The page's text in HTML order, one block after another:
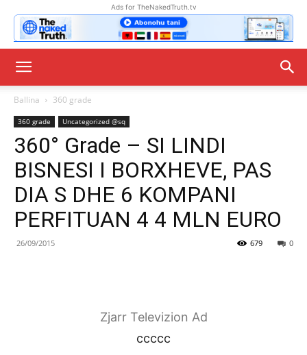
Ads for TheNakedTruth.tv
Ballina 360 grade
360 grade Uncategorized @sq
360° Grade – SI LINDI
BISNESI I BORXHEVE, PAS
DIA S DHE 6 KOMPANI
PERFITUAN 4 4 MLN EURO
26/09/2015 0
679
Zjarr Televizion Ad
ccccc